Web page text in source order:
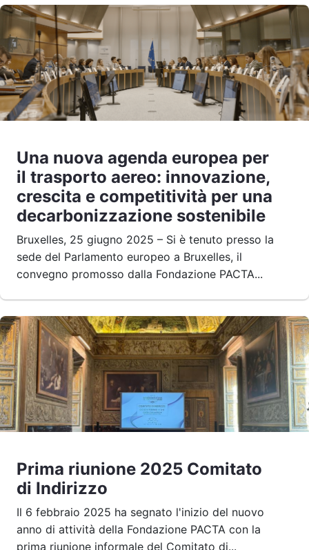
Una nuova agenda europea per
il trasporto aereo: innovazione,
crescita e competitività per una
decarbonizzazione sostenibile
Bruxelles, 25 giugno 2025 – Si è tenuto presso la
sede del Parlamento europeo a Bruxelles, il
convegno promosso dalla Fondazione PACTA...
Prima riunione 2025 Comitato
di Indirizzo
Il 6 febbraio 2025 ha segnato l'inizio del nuovo
anno di attività della Fondazione PACTA con la
prima riunione informale del Comitato di...